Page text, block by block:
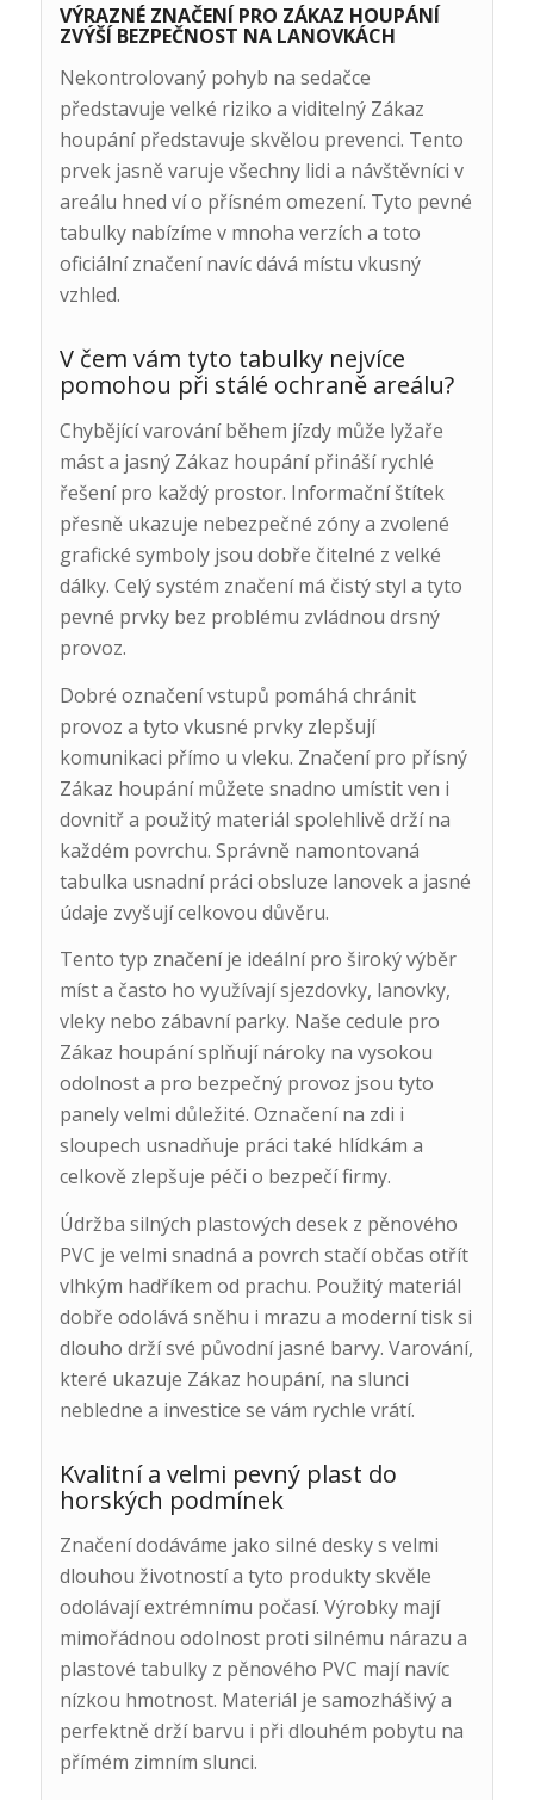
VÝRAZNÉ ZNAČENÍ PRO ZÁKAZ HOUPÁNÍ
ZVÝŠÍ BEZPEČNOST NA LANOVKÁCH
Nekontrolovaný pohyb na sedačce
představuje velké riziko a viditelný Zákaz
houpání představuje skvělou prevenci. Tento
prvek jasně varuje všechny lidi a návštěvníci v
areálu hned ví o přísném omezení. Tyto pevné
tabulky nabízíme v mnoha verzích a toto
oficiální značení navíc dává místu vkusný
vzhled.
V čem vám tyto tabulky nejvíce
pomohou při stálé ochraně areálu?
Chybějící varování během jízdy může lyžaře
mást a jasný Zákaz houpání přináší rychlé
řešení pro každý prostor. Informační štítek
přesně ukazuje nebezpečné zóny a zvolené
grafické symboly jsou dobře čitelné z velké
dálky. Celý systém značení má čistý styl a tyto
pevné prvky bez problému zvládnou drsný
provoz.
Dobré označení vstupů pomáhá chránit
provoz a tyto vkusné prvky zlepšují
komunikaci přímo u vleku. Značení pro přísný
Zákaz houpání můžete snadno umístit ven i
dovnitř a použitý materiál spolehlivě drží na
každém povrchu. Správně namontovaná
tabulka usnadní práci obsluze lanovek a jasné
údaje zvyšují celkovou důvěru.
Tento typ značení je ideální pro široký výběr
míst a často ho využívají sjezdovky, lanovky,
vleky nebo zábavní parky. Naše cedule pro
Zákaz houpání splňují nároky na vysokou
odolnost a pro bezpečný provoz jsou tyto
panely velmi důležité. Označení na zdi i
sloupech usnadňuje práci také hlídkám a
celkově zlepšuje péči o bezpečí firmy.
Údržba silných plastových desek z pěnového
PVC je velmi snadná a povrch stačí občas otřít
vlhkým hadříkem od prachu. Použitý materiál
dobře odolává sněhu i mrazu a moderní tisk si
dlouho drží své původní jasné barvy. Varování,
které ukazuje Zákaz houpání, na slunci
nebledne a investice se vám rychle vrátí.
Kvalitní a velmi pevný plast do
horských podmínek
Značení dodáváme jako silné desky s velmi
dlouhou životností a tyto produkty skvěle
odolávají extrémnímu počasí. Výrobky mají
mimořádnou odolnost proti silnému nárazu a
plastové tabulky z pěnového PVC mají navíc
nízkou hmotnost. Materiál je samozhášivý a
perfektně drží barvu i při dlouhém pobytu na
přímém zimním slunci.